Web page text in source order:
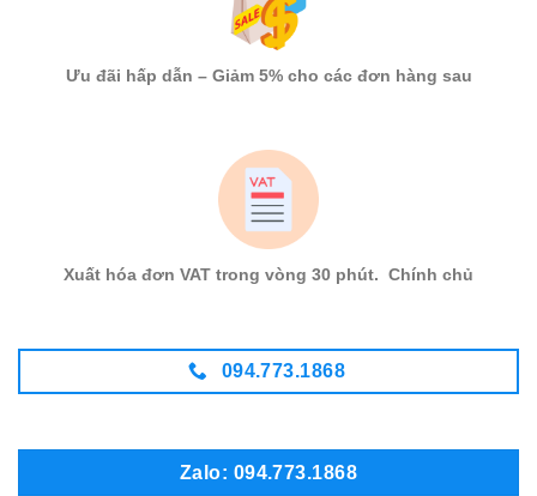
Ưu đãi hấp dẫn – Giảm 5% cho các đơn hàng sau
Xuất hóa đơn VAT trong vòng 30 phút. Chính chủ
094.773.1868
Zalo: 094.773.1868